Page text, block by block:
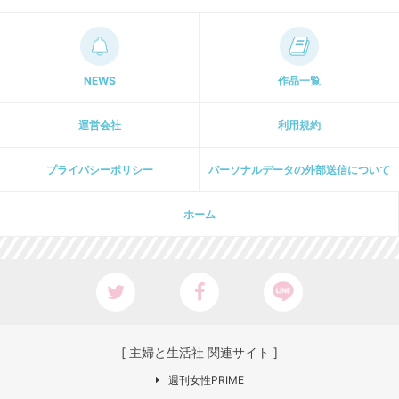
NEWS 作品一覧
運営会社 利用規約
プライパシーポリシー パーソナルデータの外部送信について
ホーム
[ 主婦と生活社 関連サイト ]
週刊女性PRIME